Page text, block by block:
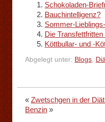
Schokoladen-
Bauchintelligenz?
Sommer-
Die
Köttbullar- und -
Abgelegt unter: Blogs,
« Zwetschgen in der
Benzin »